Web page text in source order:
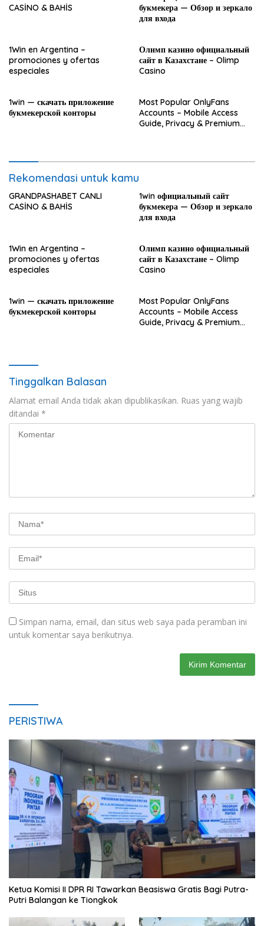
CASİNO & BAHİS
букмекера — Обзор и зеркало
для входа
1Win en Argentina –
promociones y ofertas
especiales
Олимп казино официальный
сайт в Казахстане – Olimp
Casino
1win — скачать приложение
букмекерской конторы
Most Popular OnlyFans
Accounts – Mobile Access
Guide, Privacy & Premium
Rekomendasi untuk kamu
GRANDPASHABET CANLI
CASİNO & BAHİS
1win официальный сайт
букмекера — Обзор и зеркало
для входа
1Win en Argentina –
promociones y ofertas
especiales
Олимп казино официальный
сайт в Казахстане – Olimp
Casino
1win — скачать приложение
букмекерской конторы
Most Popular OnlyFans
Accounts – Mobile Access
Guide, Privacy & Premium
Tinggalkan Balasan
Alamat email Anda tidak akan dipublikasikan. Ruas yang wajib
ditandai *
Simpan nama, email, dan situs web saya pada peramban ini
untuk komentar saya berikutnya.
PERISTIWA
Ketua Komisi II DPR RI Tawarkan Beasiswa Gratis Bagi Putra-
Putri Balangan ke Tiongkok